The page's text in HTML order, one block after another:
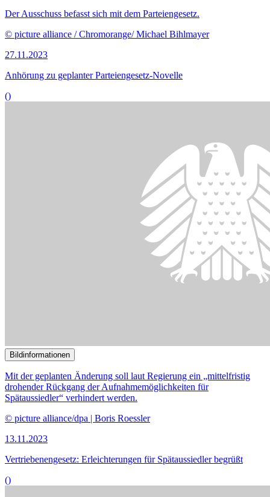
Der Ausschuss befasst sich mit dem Parteiengesetz.
© picture alliance / Chromorange/ Michael Bihlmayer
27.11.2023
Anhörung zu geplanter Parteiengesetz-Novelle
()
Bildinformationen
Mit der geplanten Änderung soll laut Regierung ein „mittelfristig
drohender Rückgang der Aufnahmemöglichkeiten für
Spätaussiedler“ verhindert werden.
© picture alliance/dpa | Boris Roessler
13.11.2023
Vertriebenengesetz: Erleichterungen für Spätaussiedler begrüßt
()